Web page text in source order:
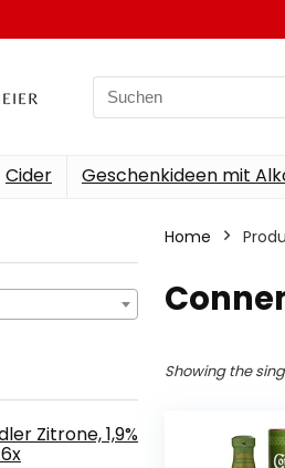
Search
for:
Cider Geschenkideen mit
Zitrone, 1,9%
Home
Showing the